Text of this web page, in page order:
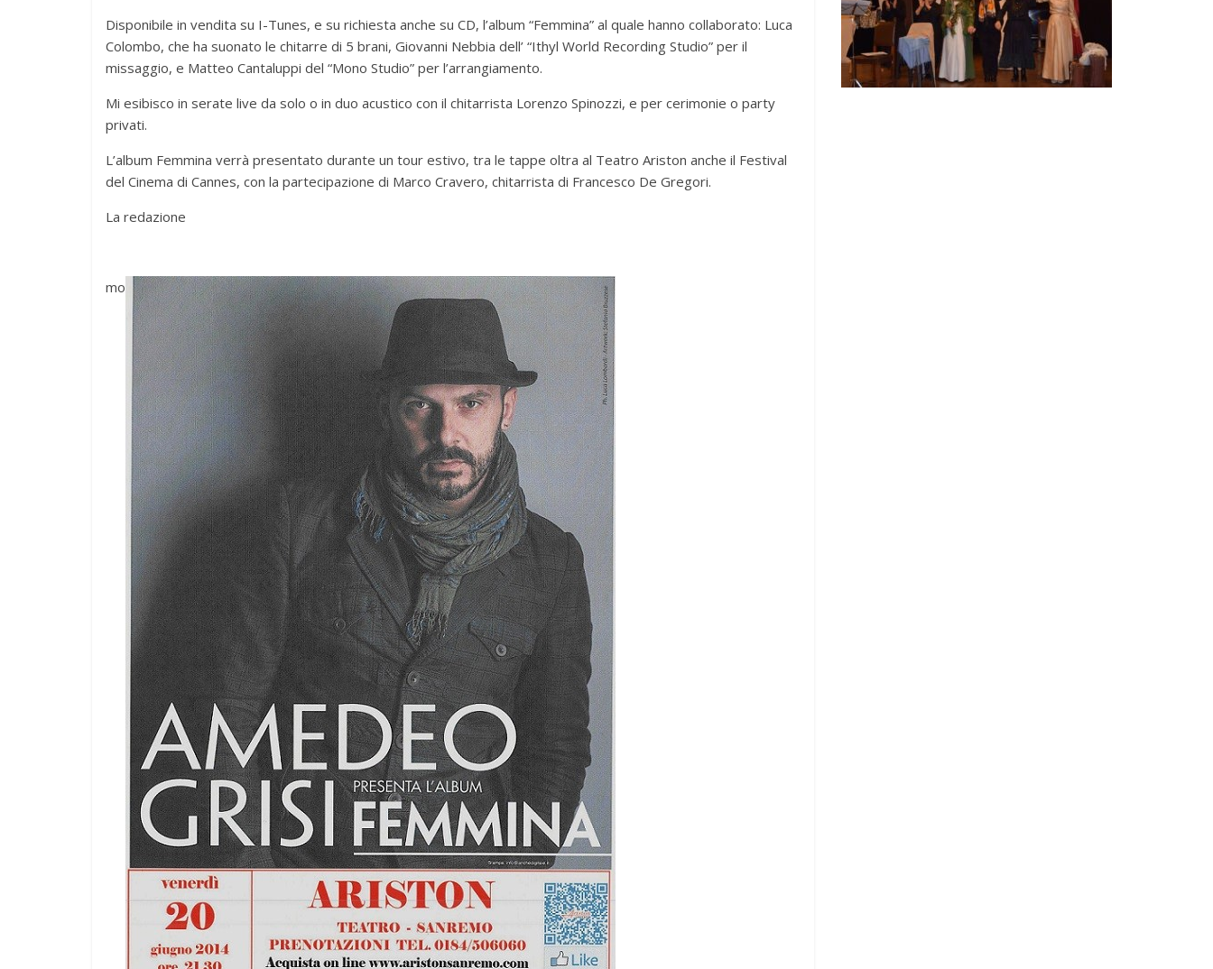
Disponibile in vendita su I-Tunes, e su richiesta anche su CD, l’album “Femmina” al quale hanno collaborato: Luca
Colombo, che ha suonato le chitarre di 5 brani, Giovanni Nebbia dell’ “Ithyl World Recording Studio” per il
missaggio, e Matteo Cantaluppi del “Mono Studio” per l’arrangiamento.
Mi esibisco in serate live da solo o in duo acustico con il chitarrista Lorenzo Spinozzi, e per cerimonie o party
privati.
L’album Femmina verrà presentato durante un tour estivo, tra le tappe oltra al Teatro Ariston anche il Festival
del Cinema di Cannes, con la partecipazione di Marco Cravero, chitarrista di Francesco De Gregori.
La redazione
mo